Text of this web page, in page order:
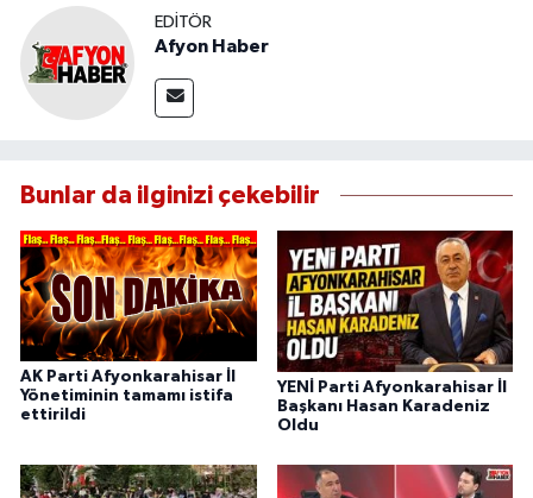
EDITÖR
Afyon Haber
Bunlar da ilginizi çekebilir
AK Parti Afyonkarahisar İl
Yönetiminin tamamı istifa
ettirildi
YENİ Parti Afyonkarahisar İl
Başkanı Hasan Karadeniz
Oldu